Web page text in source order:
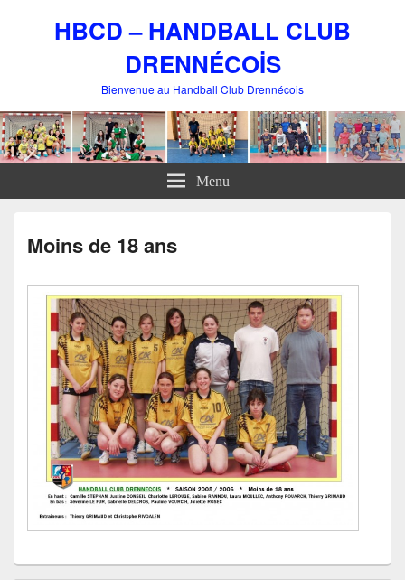
HBCD – HANDBALL CLUB
DRENNÉCOİS
Bienvenue au Handball Club Drennécois
Menu
Moins de 18 ans